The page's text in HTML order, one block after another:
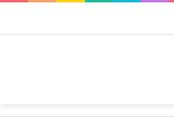
وميليشياته